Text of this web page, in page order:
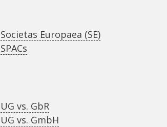
Societas Europaea (SE)
SPACs
UG vs. GbR
UG vs. GmbH